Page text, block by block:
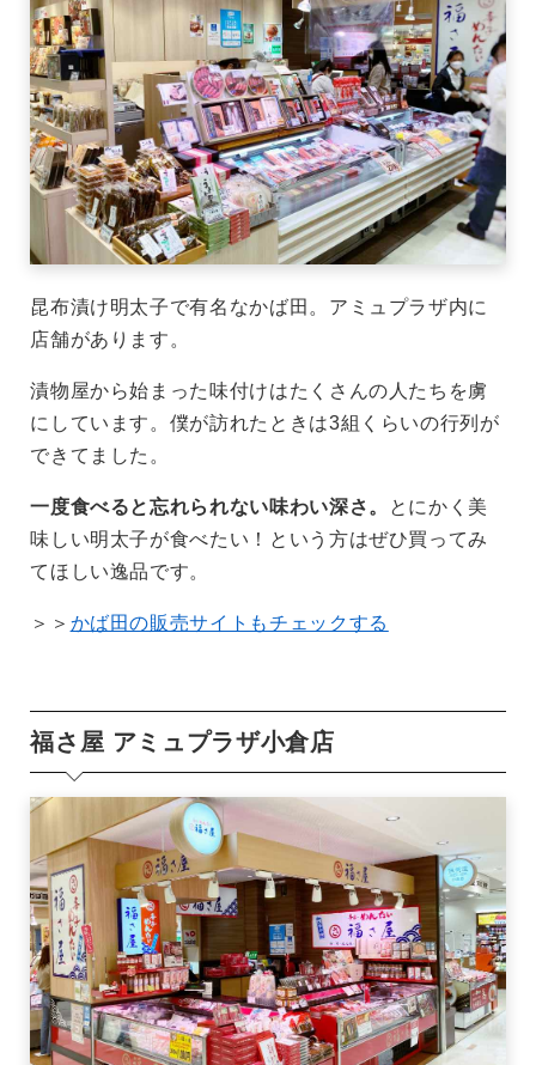
昆布漬け明太子で有名なかば田。アミュプラザ内に
店舗があります。
漬物屋から始まった味付けはたくさんの人たちを虜
にしています。僕が訪れたときは3組くらいの行列が
できてました。
一度食べると忘れられない味わい深さ。
とにかく美
味しい明太子が食べたい！という方はぜひ買ってみ
てほしい逸品です。
＞＞ かば田の販売サイトもチェックする
福さ屋 アミュプラザ小倉店